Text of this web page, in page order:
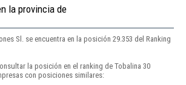
la provincia de
Sl. se encuentra en la posición 29.353 del Ranking
la posición en el ranking de Tobalina 30
con posiciones similares: